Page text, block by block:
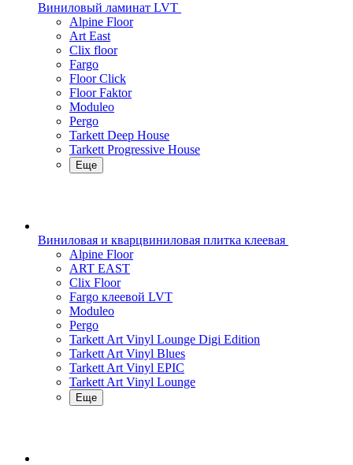
Виниловый ламинат LVT
Alpine Floor
Art East
Clix floor
Fargo
Floor Click
Floor Faktor
Moduleo
Pergo
Tarkett Deep House
Tarkett Progressive House
Еще
Виниловая и кварцвиниловая плитка клеевая
Alpine Floor
ART EAST
Clix Floor
Fargo клеевой LVT
Moduleo
Pergo
Tarkett Art Vinyl Lounge Digi Edition
Tarkett Art Vinyl Blues
Tarkett Art Vinyl EPIC
Tarkett Art Vinyl Lounge
Еще